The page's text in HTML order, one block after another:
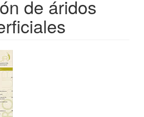
de áridos